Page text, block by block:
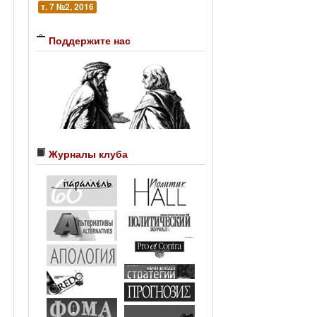
т. 7 №2, 2016
Поддержите нас
Журналы клуба